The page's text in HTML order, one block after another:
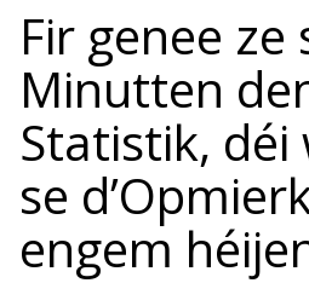
Fir genee
Minutten
Statistik,
se
engem